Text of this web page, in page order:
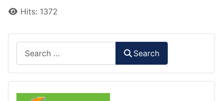
Hits: 1372
Search